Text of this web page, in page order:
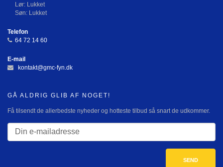
Lør: Lukket
Søn: Lukket
Telefon
64 72 14 60
E-mail
kontakt@gmc-fyn.dk
GÅ ALDRIG GLIB AF NOGET!
Få tilsendt de allerbedste nyheder og hotteste tilbud så snart de udkommer.